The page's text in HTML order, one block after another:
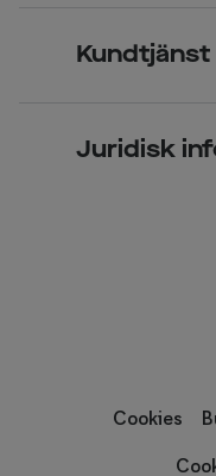
Kontaktlinser
Kundtjänst
Juridisk
Cookies